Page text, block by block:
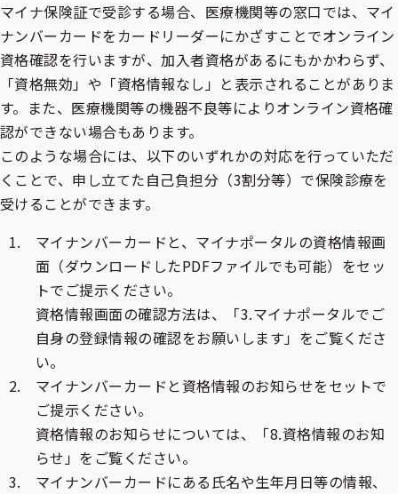
マイナ保険証で受診する場合、医療機関等の窓口では、マイ
ナンバーカードをカードリーダーにかざすことでオンライン
資格確認を行いますが、加入者資格があるにもかかわらず、
「資格無効」や「資格情報なし」と表示されることがありま
す。また、医療機関等の機器不良等によりオンライン資格確
認ができない場合もあります。
このような場合には、以下のいずれかの対応を行っていただ
くことで、申し立てた自己負担分（3割分等）で保険診療を
受けることができます。
マイナンバーカードと、マイナポータルの資格情報画
面（ダウンロードしたPDFファイルでも可能）をセッ
トでご提示ください。
資格情報画面の確認方法は、「3.マイナポータルでご
自身の登録情報の確認をお願いします」をご覧くださ
い。
マイナンバーカードと資格情報のお知らせをセットで
ご提示ください。
資格情報のお知らせについては、「8.資格情報のお知
らせ」をご覧ください。
マイナンバーカードにある氏名や生年月日等の情報、